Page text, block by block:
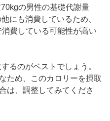
の男性の基礎代謝量
にも消費しているため、
費している可能性が高い
るのがベストでしょう。
ため、このカロリーを摂取
は、調整してみてくださ